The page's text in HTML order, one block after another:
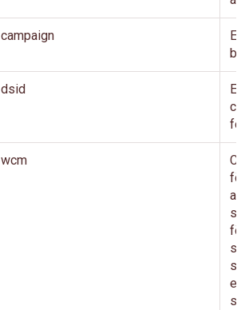
campaign
En
dsid
En
wcm
för